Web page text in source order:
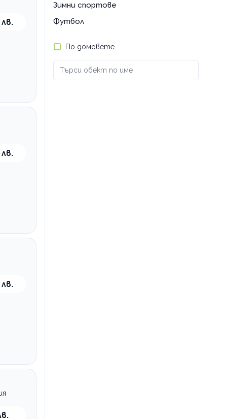
Зимни спортове
Футбол
По домовете